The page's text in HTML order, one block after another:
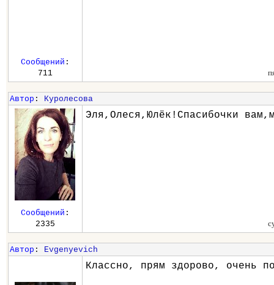
Сообщений :
711
Автор : Куролесова
Эля,Олеся,Юлёк!Спасибочки
Сообщений :
2335
Автор : Evgenyevich
Классно, прям здорово, очень